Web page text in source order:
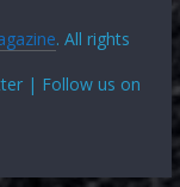
. All rights
| Follow us on